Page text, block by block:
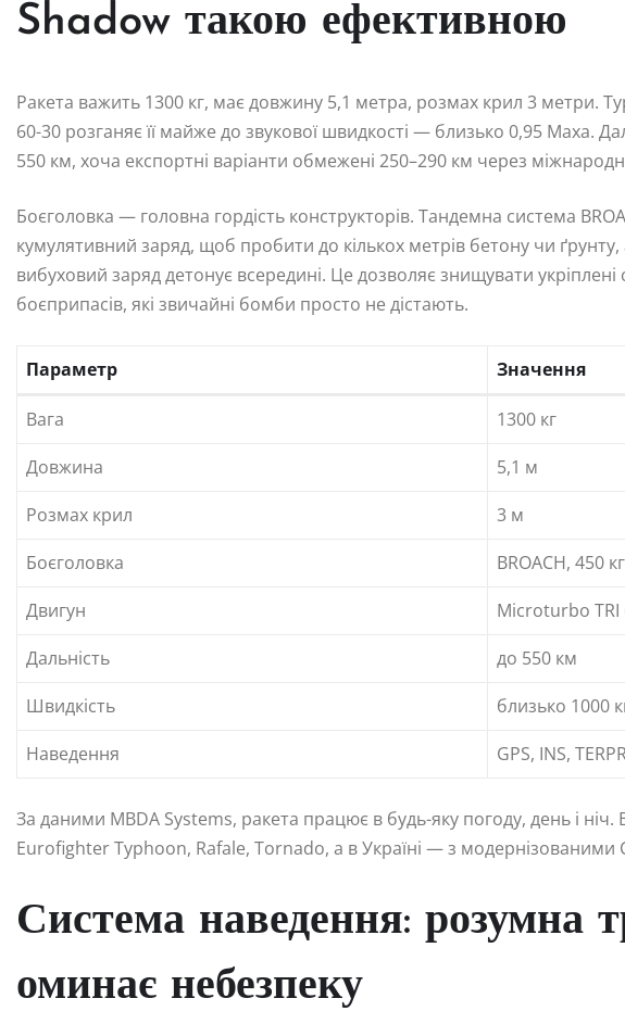
Shadow такою ефективною
Ракета важить 1300 кг, має довжину 5,1 метра, розмах крил 3 метри.
60-30 розганяє її майже до звукової швидкості — близько 0,95 Маха.
550 км, хоча експортні варіанти обмежені 250–290 км через
Боєголовка — головна гордість конструкторів. Тандемна система
кумулятивний заряд, щоб пробити до кількох метрів бетону чи
вибуховий заряд детонує всередині. Це дозволяє знищувати
боєприпасів, які звичайні бомби просто не дістають.
Параметр Значення
Вага
1300 кг
Довжина
5,1 м
Розмах крил
3 м
Боєголовка
BROACH, 450 кг
Двигун
Microturbo TRI
Дальність
до 550 км
Швидкість
близько 1000
Наведення
GPS, INS,
За даними MBDA Systems, ракета працює в будь-яку погоду, день і ніч.
Eurofighter Typhoon, Rafale, Tornado, а в Україні — з модернізованими
Система наведення: розумна
оминає небезпеку